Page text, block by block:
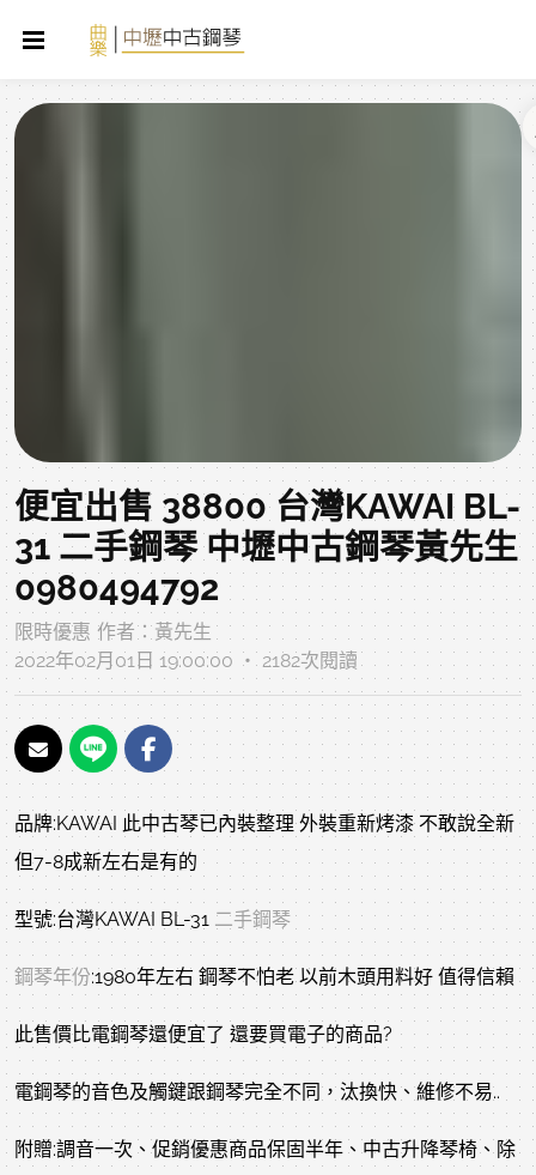
便宜出售 38800 台灣KAWAI BL-
31 二手鋼琴 中壢中古鋼琴黃先生
0980494792
限時優惠 作者：黃先生
2022年02月01日 19:00:00 ‧ 2182次閱讀
品牌:KAWAI 此中古琴已內裝整理 外裝重新烤漆 不敢說全新
但7-8成新左右是有的
型號:台灣KAWAI BL-31 二手鋼琴
鋼琴年份:1980年左右 鋼琴不怕老 以前木頭用料好 值得信賴
此售價比電鋼琴還便宜了 還要買電子的商品?
電鋼琴的音色及觸鍵跟鋼琴完全不同，汰換快、維修不易..
附贈:調音一次、促銷優惠商品保固半年、中古升降琴椅、除